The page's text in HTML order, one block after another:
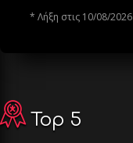
* Λήξη στις 10/08/2026
Top 5